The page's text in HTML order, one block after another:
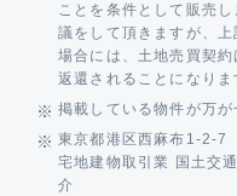
ことを条件として販売
議をして頂きますが、
場合には、土地売買契
返還されることになりま
掲載している物件が万が
東京都港区西麻布1-2-
宅地建物取引業 国土交
介